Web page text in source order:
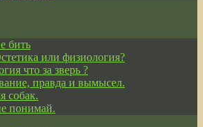
бить
или физиология?
что за зверь ?
правда и вымысел.
собак.
понимай.